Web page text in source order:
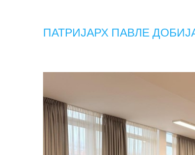
ПАТРИЈАРХ ПАВЛЕ